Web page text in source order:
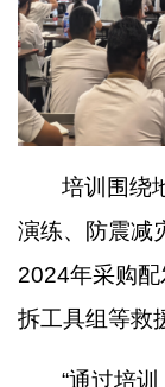
培训围绕
演练、防震减
2024年采购
拆工具组等救
“通过培